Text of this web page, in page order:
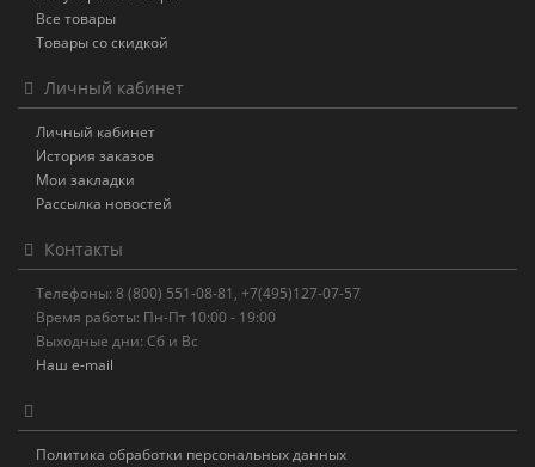
Все товары
Товары со скидкой
Личный кабинет
Личный кабинет
История заказов
Мои закладки
Рассылка новостей
Контакты
Телефоны: 8 (800) 551-08-81, +7(495)127-07-57
Время работы: Пн-Пт 10:00 - 19:00
Выходные дни: Сб и Вс
Наш e-mail
Политика обработки персональных данных